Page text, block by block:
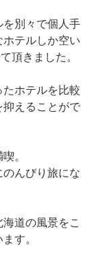
を別々で個人手
テルしか空い
頂きました。
ホテルを比較
抑えることがで
。
のんびり旅にな
道の風景をこ
す。